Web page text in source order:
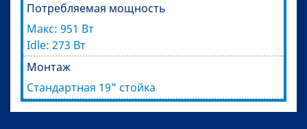
Потребляемая мощность
Макс: 951 Вт
Idle: 273 Вт
Монтаж
Стандартная 19" стойка